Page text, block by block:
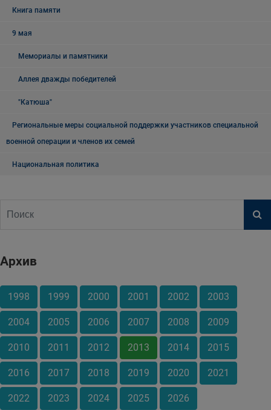
Книга памяти
9 мая
Мемориалы и памятники
Аллея дважды победителей
"Катюша"
Региональные меры социальной поддержки участников специальной
военной операции и членов их семей
Национальная политика
Архив
1998 1999 2000 2001 2002 2003
2004 2005 2006 2007 2008 2009
2010 2011 2012 2013 2014 2015
2016 2017 2018 2019 2020 2021
2022 2023 2024 2025 2026